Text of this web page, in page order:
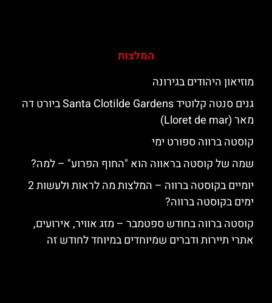
המלצות
מוזיאון היהודים בגירונה
גנים סנטה קלוטיד Santa Clotilde Gardens ביורט דה
מאר (Lloret de mar)
קוסטה ברווה ספורט ימי
שמה של קוסטה בראווה הוא "החוף הפרוע" – למה?
יומיים בקוסטה ברווה – המלצות מה לראות ולעשות 2
ימים בקוסטה ברווה?
קוסטה ברווה בחודש ספטמבר – מזג אוויר, אירועים,
אתרי תיירות ודברים שמיוחדים במיוחד לחודש זה